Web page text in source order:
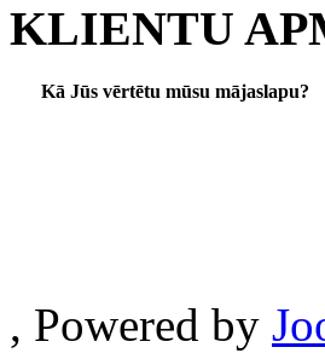
KLIENTU
Kā Jūs vērtētu mūsu mājaslapu?
, Powered by